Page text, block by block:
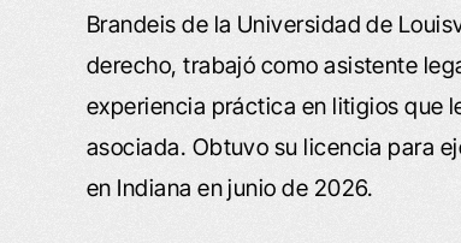
Brandeis de la Universidad de
derecho, trabajó como asistente
experiencia práctica en litigios que
asociada. Obtuvo su licencia para
en Indiana en junio de 2026.